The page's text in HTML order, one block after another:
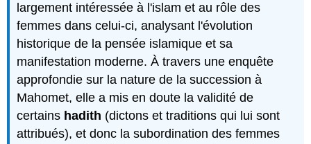
largement intéressée à l'islam et au rôle des
femmes dans celui-ci, analysant l'évolution
historique de la pensée islamique et sa
manifestation moderne. À travers une enquête
approfondie sur la nature de la succession à
Mahomet, elle a mis en doute la validité de
certains hadith (dictons et traditions qui lui sont
attribués), et donc la subordination des femmes